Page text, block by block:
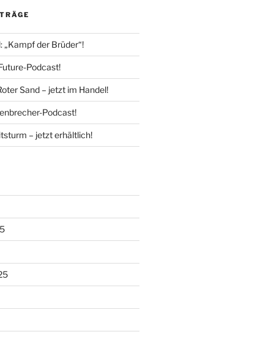
„Kampf der Brüder“!
Podcast!
Sand – jetzt im Handel!
Podcast!
– jetzt erhältlich!